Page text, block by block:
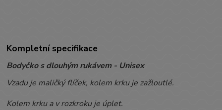
Kompletní specifikace
Bodyčko s dlouhým rukávem - Unisex
Vzadu je maličký flíček, kolem krku je zažloutlé.
Kolem krku a v rozkroku je úplet.